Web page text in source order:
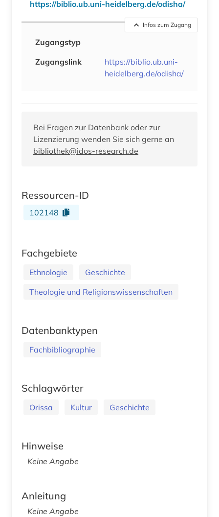
https://biblio.ub.uni-heidelberg.de/odisha/
Infos zum Zugang
Zugangstyp
Zugangslink
https://biblio.ub.uni-
heidelberg.de/odisha/
Bei Fragen zur Datenbank oder zur
Lizenzierung wenden Sie sich gerne an
bibliothek@idos-research.de
Ressourcen-ID
102148
Fachgebiete
Ethnologie
Geschichte
Theologie und Religionswissenschaften
Datenbanktypen
Fachbibliographie
Schlagwörter
Orissa Kultur Geschichte
Hinweise
Keine Angabe
Anleitung
Keine Angabe